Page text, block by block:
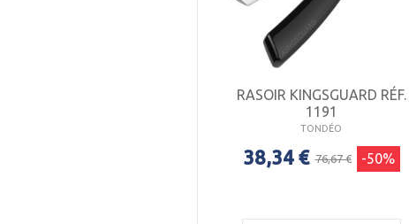
RASOIR KINGSGUARD RÉF.
1191
TONDÉO
38,34 € 76,67 € -50%